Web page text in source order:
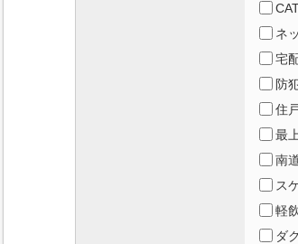
ネ
宅
防
住
最
南
ス
軽
ダ